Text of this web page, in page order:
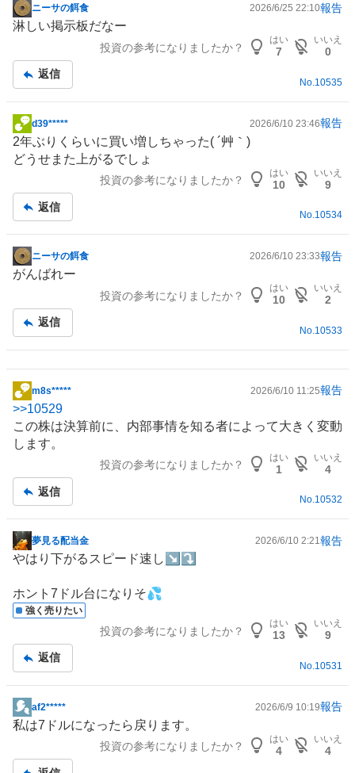
掲
示
事
ニーサの餌食 2026/6/25 22:10報告
淋しい掲示板だなー
投資の参考になりましたか？
はい
7
いいえ
0
返信
No. 10535
掲
示
板
d39***** 2026/6/10 23:46報告
2年ぶりくらいに買い増しちゃった( ´艸｀)
どうせまた上がるでしょ
投資の参考になりましたか？
はい
10
いいえ
9
返信
No.10534
掲
示
事
ニーサの餌食 2026/6/10 23:33報告
がんばれー
投資の参考になりましたか？
はい
10
いいえ
2
返信
No. 10533
掲
示
板
記
m8s***** 2026/6/10 11:25報告
>>10529
この株は決算前に、内部事情を知る者によって大きく変動
します。
投資の参考になりましたか？
はい
1
いいえ
4
返信
No.10532
掲
示
記
事
夢見る配当金 2026/6/10 2:21報告
やはり下がるスピード速し↘️⤵️
ホント7ドル台になりそ💦
強く売りたい
投資の参考になりましたか？
はい
13
いいえ
9
返信
No. 10531
掲
示
af2***** 2026/6/9 10:19報告
私は7ドルになったら戻ります。
投資の参考になりましたか？
はい
4
いいえ
4